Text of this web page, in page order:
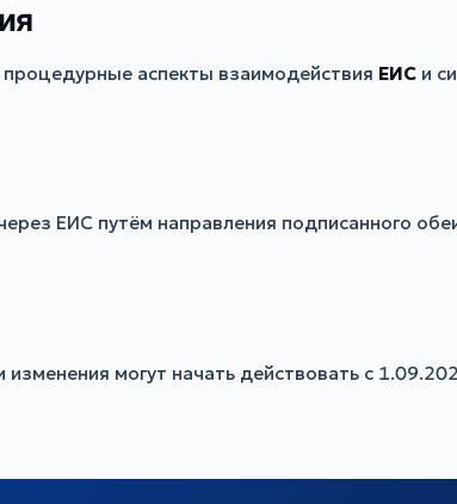
аспекты взаимодействия ЕИС и
ЕИС путём направления подписанного
могут начать действовать с